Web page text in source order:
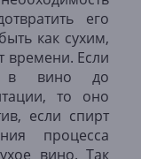
его
как сухим,
времени. Если
в вино до
то оно
если спирт
процесса
вино. Так